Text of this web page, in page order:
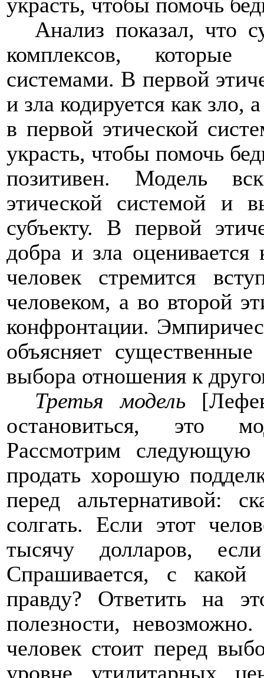
Анализ показал, что
комплексов,
системами. В первой
и зла кодируется как зло,
в первой этической
украсть, чтобы помочь
позитивен. Модель
этической системой и
субъекту. В первой
добра и зла
человек стремится
человеком, а во второй
конфронтации.
объясняет
выбора отношения к
Третья модель
остановиться, это
Рассмотрим следующую
продать хорошую
перед альтернативой:
солгать. Если этот
тысячу долларов,
Спрашивается, с какой
правду? Ответить на
полезности,
человек стоит перед
уровне утилитарных